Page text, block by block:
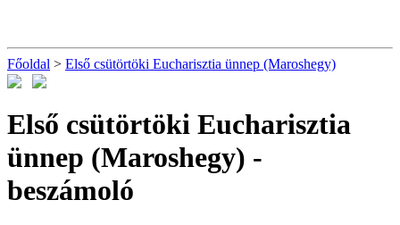
Főoldal > Első csütörtöki Eucharisztia ünnep (Maroshegy)
Első csütörtöki Eucharisztia
ünnep (Maroshegy) -
beszámoló